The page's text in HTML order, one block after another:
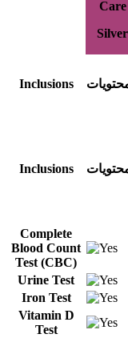
Care
Silver
Inclusions
Inclusions
Complete
Blood Count
Test (CBC)
Urine Test
Iron Test
Vitamin D
Test